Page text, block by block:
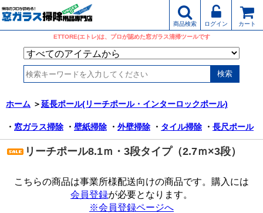
商品検索 ログイン
カート
ETTORE(エトレ)は、プロが認めた窓ガラス清掃ツールです
ホーム ＞延長ポール(リーチポール・インターロックポール)
・ 窓ガラス掃除 ・ 壁紙掃除 ・ 外壁掃除 ・ タイル掃除 ・ 長尺ポール
リーチポール8.1ｍ・3段タイプ（2.7ｍ×3段）
こちらの商品は事業所様配送向けの商品です。購入には
会員登録が必要となります。
※会員登録ページへ